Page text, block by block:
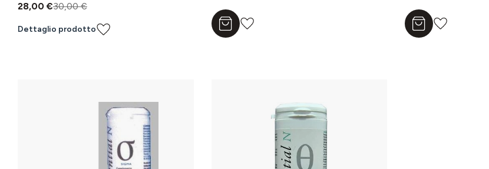
28,00 €30,00 €
Dettaglio prodotto Aggiungi al carrello Aggiungi al carrello